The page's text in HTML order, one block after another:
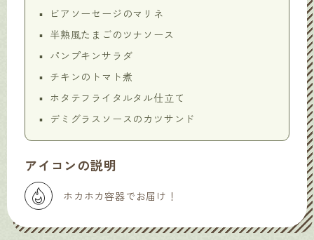
ビアソーセージのマリネ
半熟風たまごのツナソース
パンプキンサラダ
チキンのトマト煮
ホタテフライタルタル仕立て
デミグラスソースのカツサンド
アイコンの説明
ホカホカ容器でお届け！